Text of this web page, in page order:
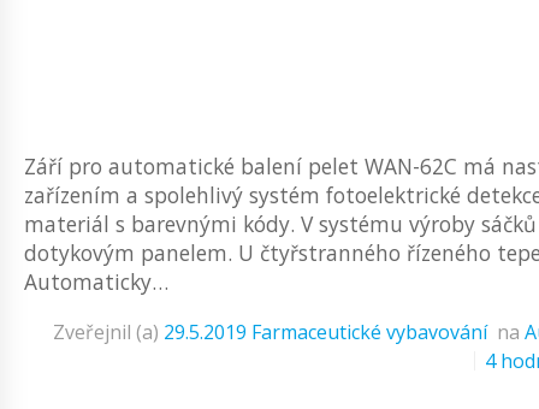
Září pro automatické balení pelet WAN-62C má
zařízením a spolehlivý systém fotoelektrické
materiál s barevnými kódy. V systému výroby
dotykovým panelem. U čtyřstranného řízeného
Automaticky…
Zveřejnil (a) 29.5.2019 Farmaceutické vybavování na
4